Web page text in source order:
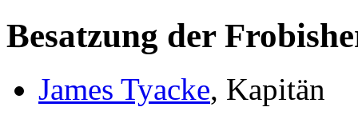
Besatzung der
James Tyacke, Kapitän